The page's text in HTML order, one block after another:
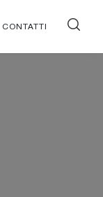
CONTATTI